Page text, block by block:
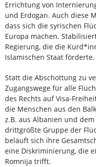
Errichtung von
und Erdogan. Auch diese
dass sich die syrischen
Europa machen.
Regierung, die die
Islamischen Staat förderte.
Statt die Abschottung zu
Zugangswege für alle
des Rechts auf Visa-
die Men­schen aus den
z.B. aus Albanien und
drittgrößte Gruppe der
beläuft sich ihre
eine Diskriminierung, die
Romnija trifft.